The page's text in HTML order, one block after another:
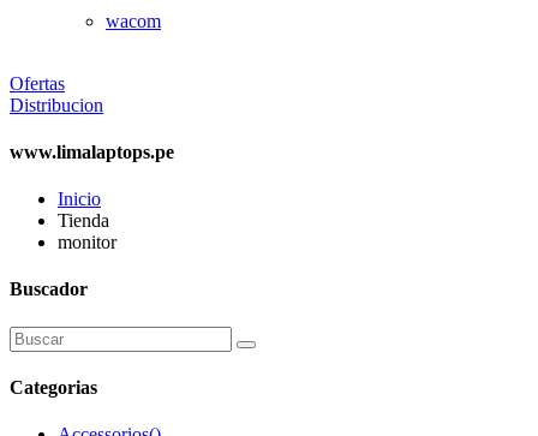
wacom
Ofertas
Distribucion
www.limalaptops.pe
Inicio
Tienda
monitor
Buscador
Categorias